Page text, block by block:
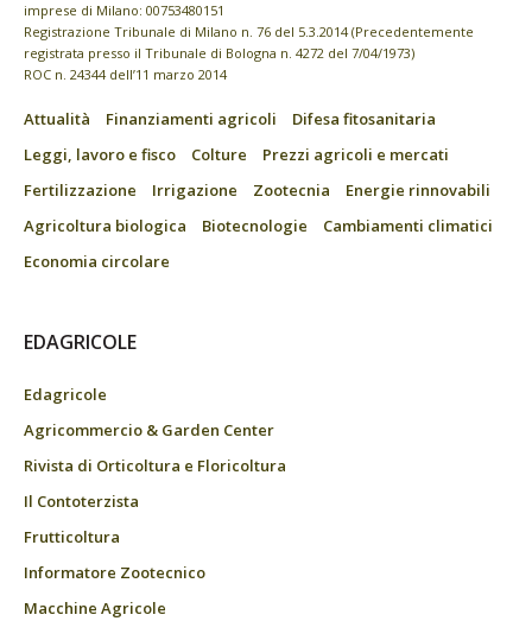
imprese di Milano: 00753480151
Registrazione Tribunale di Milano n. 76 del 5.3.2014 (Precedentemente
registrata presso il Tribunale di Bologna n. 4272 del 7/04/1973)
ROC n. 24344 dell’11 marzo 2014
Attualità Finanziamenti agricoli
Difesa fitosanitaria
Leggi, lavoro e fisco
Colture
Prezzi agricoli e mercati
Fertilizzazione
Irrigazione Zootecnia
Energie rinnovabili
Agricoltura biologica
Biotecnologie
Cambiamenti climatici
Economia circolare
EDAGRICOLE
Edagricole
Agricommercio & Garden Center
Rivista di Orticoltura e Floricoltura
Il Contoterzista
Frutticoltura
Informatore Zootecnico
Macchine Agricole